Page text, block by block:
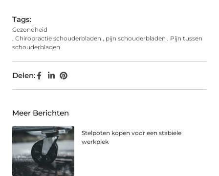
Tags:
Gezondheid
, Chiropractie schouderbladen , pijn schouderbladen , Pijn tussen
schouderbladen
Delen:
Meer Berichten
Stelpoten kopen voor een stabiele
werkplek